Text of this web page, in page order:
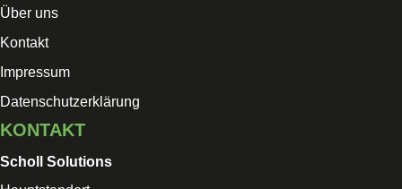
Über uns
Kontakt
Impressum
Datenschutzerklärung
KONTAKT
Scholl Solutions